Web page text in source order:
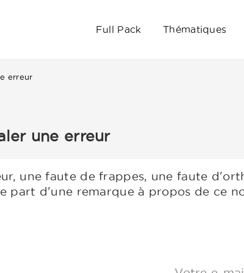
Full Pack Thématiques
erreur
une erreur
une faute de frappes, une faute
part d'une remarque à propos de ce